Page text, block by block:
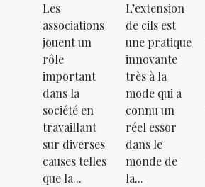
Les
associations
jouent un
rôle
important
dans la
société en
travaillant
sur diverses
causes telles
que la...
L’extension
de cils est
une pratique
innovante
très à la
mode qui a
connu un
réel essor
dans le
monde de
la...